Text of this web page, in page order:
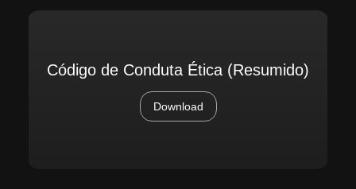
Código de Conduta Ética (Resumido)
Download